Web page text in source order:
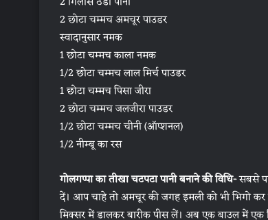
2 छोटा चम्मच अमचूर पाउडर
स्वादानुसार नमक
1 छोटा चम्मच काला नमक
1/2 छोटा चम्मच लाल मिर्च पाउडर
1 छोटा चम्मच पिसा जीरा
2 छोटा चम्मच जलजीरा पाउडर
1/2 छोटा चम्मच चीनी (ऑप्शनल)
1/2 नीम्बू का रस
गोलगप्पा का तीखा चटपटा पानी बनाने की विधि-सबसे
दें। आप चाहे तो अमचूर की जगह इमली को भी भिगो
मिक्सर में डालकर बारीक पीस लें। अब एक बाउल में